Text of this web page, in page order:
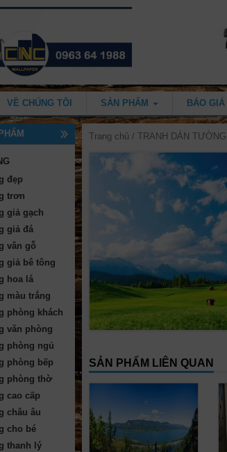
VỀ CHÚNG TÔI SẢN PHẨM BÁO GIÁ
Trang chủ / TRANH DÁN TƯỜNG
SẢN PHẨM LIÊN QUAN
đẹp
trơn
giả gạch
giả đá
vân gỗ
giả bê tông
hoa lá
màu trắng
phòng khách
văn phòng
phòng ngủ
phòng bếp
phòng thờ
cao cấp
châu âu
cho bé
thanh lý